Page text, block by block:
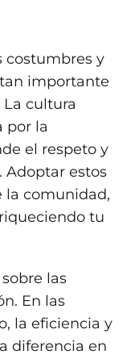
costumbres y
tan importante
cultura
por la
el respeto y
Adoptar estos
la comunidad,
tu
las
En las
la eficiencia y
diferencia en